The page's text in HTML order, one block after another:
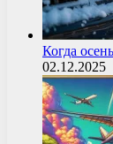
Когда
02.12.2025